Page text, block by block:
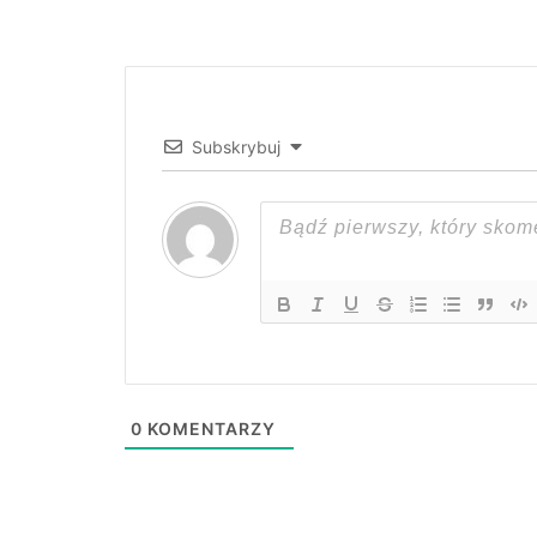
Subskrybuj
0 KOMENTARZY